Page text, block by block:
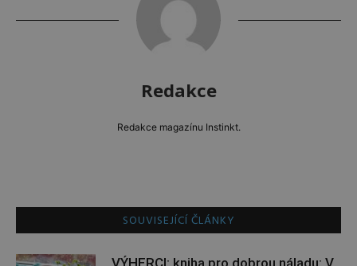
Redakce
Redakce magazínu Instinkt.
SOUVISEJÍCÍ ČLÁNKY
VÝHERCI: kniha pro dobrou náladu: V